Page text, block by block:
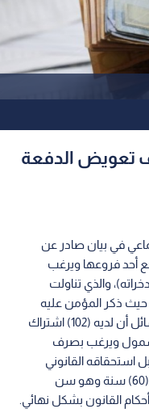
تعويض الدفعة
في بيان صادر عن
أحد فروعها ويرغب
والذي تناولت
ذكر المؤمن عليه
بمقطع الفيديو المنشور له عبر تلك الوسائل أن لديه (102) اشتراك
ويرغب بصرف
استحقاقه القانوني
للصرف بخمسة أشهر من إكماله سن الـ (60) سنة وهو سن
القانون بشكل نهائي.